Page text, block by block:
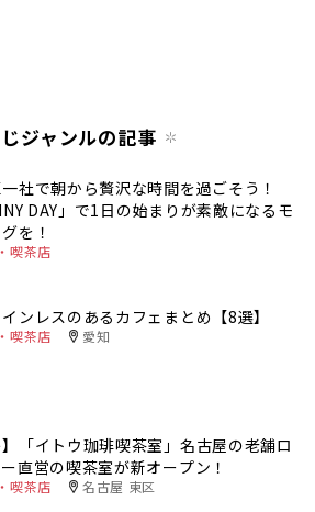
ジャンルの記事
社で朝から贅沢な時間を過ごそう！
DAY」で1日の始まりが素敵になるモ
を！
喫茶店
ンレスのあるカフェまとめ【8選】
喫茶店 愛知
】「イトウ珈琲喫茶室」名古屋の老舗ロ
直営の喫茶室が新オープン！
喫茶店 名古屋 東区